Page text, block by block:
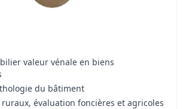
valeur vénale en biens
du bâtiment
évaluation foncières et agricoles